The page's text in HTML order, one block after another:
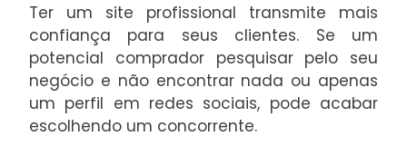
Ter um site profissional transmite mais
confiança para seus clientes. Se um
potencial comprador pesquisar pelo seu
negócio e não encontrar nada ou apenas
um perfil em redes sociais, pode acabar
escolhendo um concorrente.